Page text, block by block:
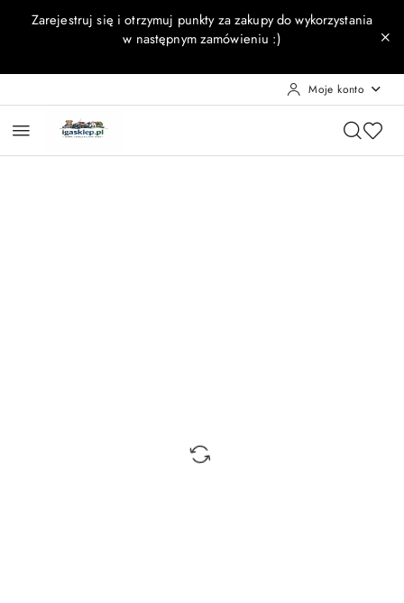
Przejdź do treści głównej
Przejdź do wyszukiwarki
Przejdź do moje konto
Przejdź do menu głównego
Przejdź do opisu produktu
Przejdź do stopki
Zarejestruj się i otrzymuj punkty za zakupy do wykorzystania
w następnym zamówieniu :)
Moje konto